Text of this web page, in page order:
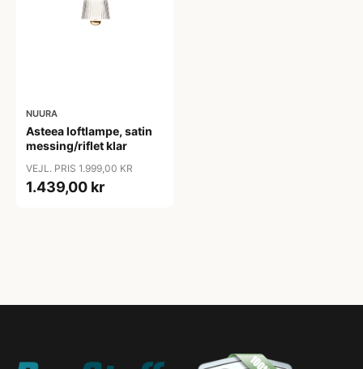
NUURA
Asteea loftlampe, satin
messing/riflet klar
VEJL. PRIS 1.999,00 KR
1.439,00 kr